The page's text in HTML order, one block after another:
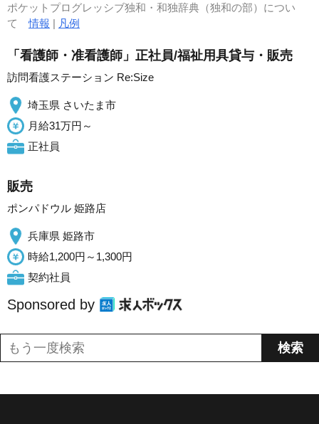
ポケットプログレッシブ独和・和独辞典（独和の部）につい
て情報 | 凡例
「看護師・准看護師」正社員/福祉用具貸与・販売
訪問看護ステーション Re:Size
埼玉県 さいたま市
月給31万円～
正社員
販売
ポンパドウル 姫路店
兵庫県 姫路市
時給1,200円～1,300円
契約社員
Sponsored by